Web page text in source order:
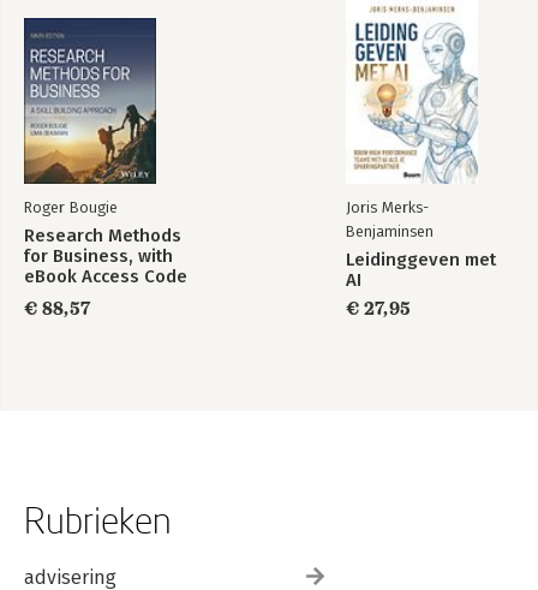
Roger Bougie
Research Methods
for Business, with
eBook Access Code
€ 88,57
Joris Merks-
Benjaminsen
Leidinggeven met
AI
€ 27,95
Rubrieken
advisering